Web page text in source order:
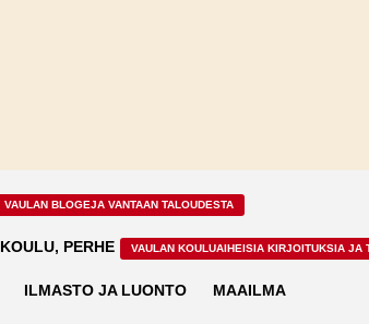
VAULAN BLOGEJA VANTAAN TALOUDESTA
KOULU, PERHE VAULAN KOULUAIHEISIA KIRJOITUKSIA JA
ILMASTO JA LUONTO MAAILMA